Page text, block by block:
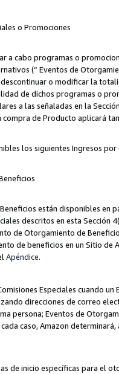
o Promociones
a cabo programas o
(“ Eventos de
o modificar la
de dichos programas o
a las señaladas en la
compra de Producto aplicará
los siguientes Ingresos por
están disponibles en
descritos en esta Sección
de Otorgamiento de
de beneficios en un Sitio de
Apéndice.
Especiales cuando
direcciones de correo
persona; Eventos de
cada caso, Amazon
de inicio específicas para el